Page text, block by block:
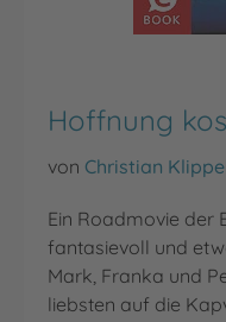
Hoffnung
von Christian
Ein Roadmovie der
fantasievoll und
Mark, Franka und
liebsten auf die